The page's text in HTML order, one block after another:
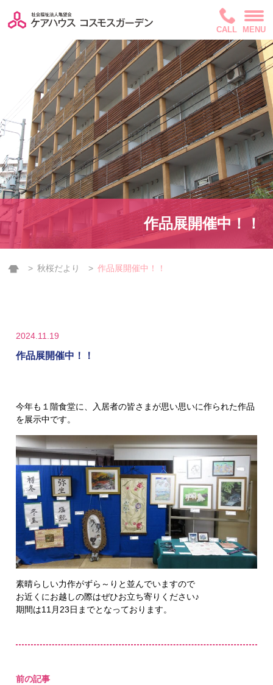
CALL MENU
作品展開催中！！
秋桜だより 作品展開催中！！
2024.11.19
作品展開催中！！
今年も１階食堂に、入居者の皆さまが思い思いに作られた作品
を展示中です。
素晴らしい力作がずら～りと並んでいますので
お近くにお越しの際はぜひお立ち寄りください♪
期間は11月23日までとなっております。
前の記事